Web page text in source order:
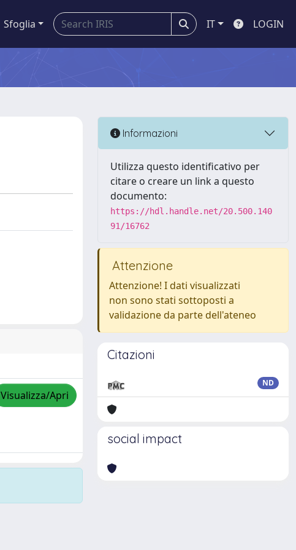
Sfoglia IT LOGIN
Visualizza/Apri
Informazioni
Utilizza questo identificativo per
citare o creare un link a questo
documento:
https://hdl.handle.net/20.500.140
91/16762
Attenzione
Attenzione! I dati visualizzati
non sono stati sottoposti a
validazione da parte dell'ateneo
Citazioni
ND
social impact